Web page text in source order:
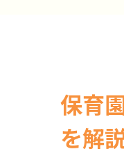
保育
を解